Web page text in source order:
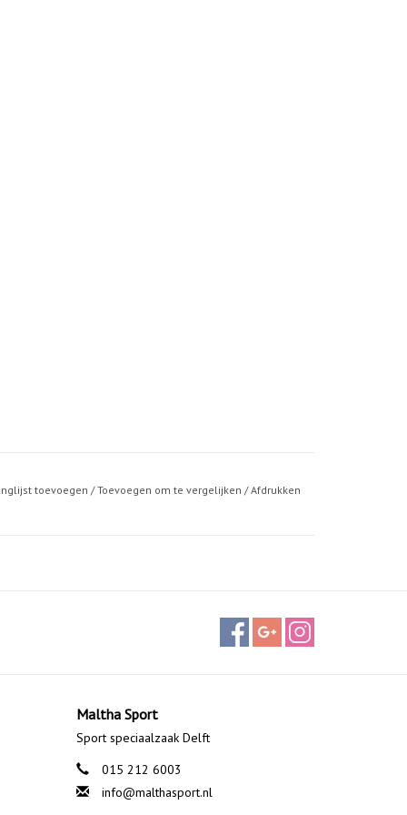
toevoegen /Toevoegen om te vergelijken /Afdrukken
Maltha Sport
Sport speciaalzaak Delft
015 212 6003
info@malthasport.nl